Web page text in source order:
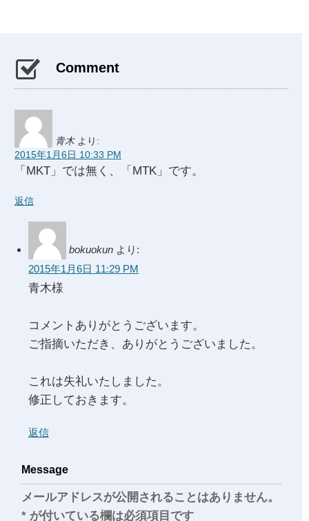
Comment
青木 より:
2015年1月6日 10:33 PM
「MKT」では無く、「MTK」です。
返信
bokuokun より:
2015年1月6日 11:29 PM
青木様
コメントありがとうございます。
ご指摘いただき、ありがとうございました。
これは失礼いたしました。
修正しておきます。
返信
Message
メールアドレスが公開されることはありません。
* が付いている欄は必須項目です